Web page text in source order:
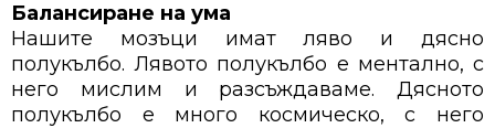
Балансиране на ума
Нашите мозъци имат ляво и дясно
полукълбо. Лявото полукълбо е ментално, с
него мислим и разсъждаваме. Дясното
полукълбо е много космическо, с него